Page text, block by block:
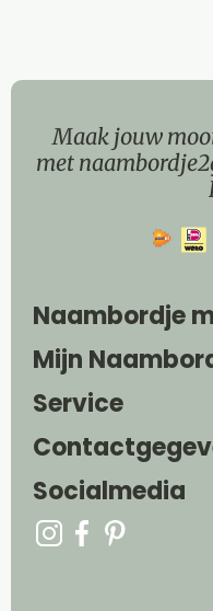
Maak jouw
met
Naambordje
Mijn
Service
Socialmedia